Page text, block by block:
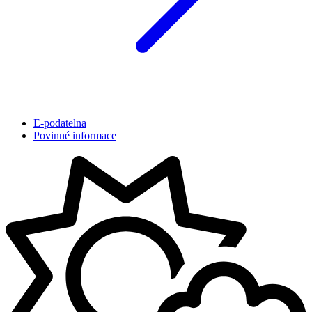
E-podatelna
Povinné informace